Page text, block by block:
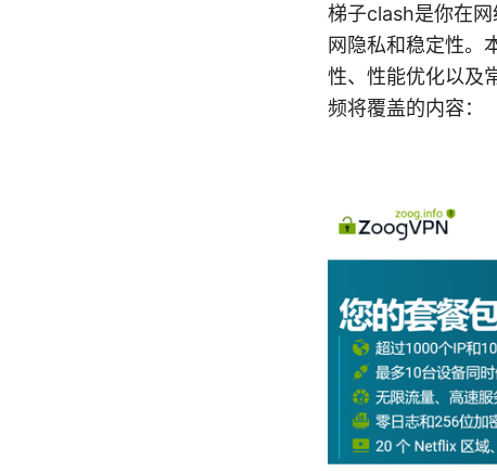
梯子clash是你在
网隐私和稳定性。
性、性能优化以及
频将覆盖的内容：